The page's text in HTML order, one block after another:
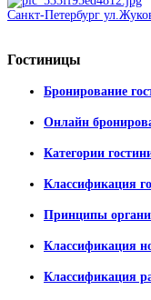
Санкт-Петербург
Гостиницы
Бронирование
Онлайн
Категории
Классификация
Принципы
Классификация
Классификация